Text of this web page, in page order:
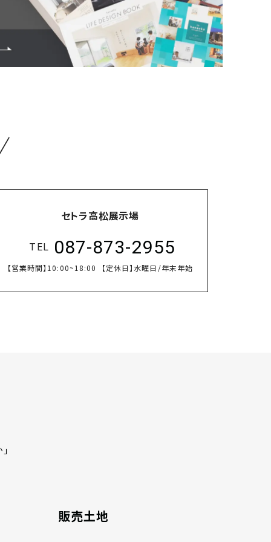
セトラ高松展示場
TEL 087-873-2955
【営業時間】 10:00~18:00 【定休日】水曜日/年末年始
販売土地